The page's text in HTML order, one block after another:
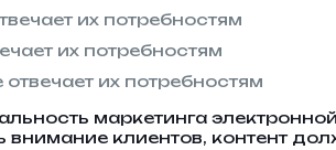
их потребностям
их потребностям
их потребностям
маркетинга
клиентов, контент